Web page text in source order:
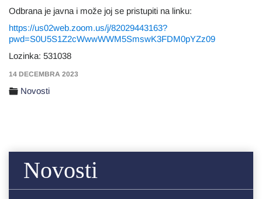
Odbrana je javna i može joj se pristupiti na linku:
https://us02web.zoom.us/j/82029443163?
pwd=S0U5S1Z2cWwwWWM5SmswK3FDM0pYZz09
Lozinka: 531038
14 DECEMBRA 2023
Novosti
Novosti